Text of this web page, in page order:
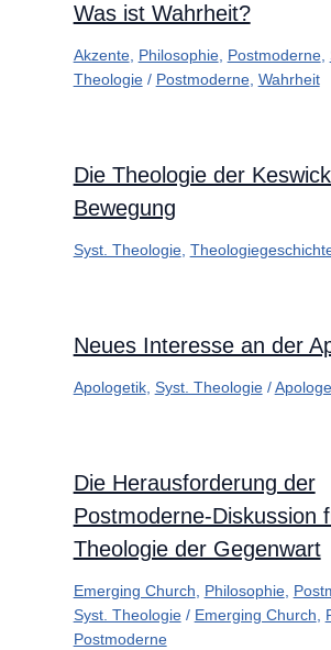
Was ist Wahrheit?
Akzente, Philosophie, Postmoderne,
Theologie/ Postmoderne, Wahrheit
Die Theologie der
Bewegung
Syst. Theologie,
Neues Interesse an der
Apologetik, Syst. Theologie/
Die Herausforderung der
Postmoderne-Diskussion
Theologie der Gegenwart
Emerging Church Philosophie,
Syst. Theologie/ Emerging Church
Postmoderne